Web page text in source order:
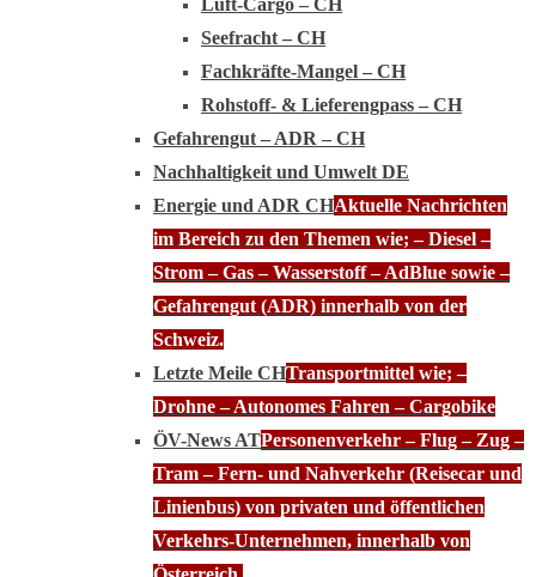
Luft-Cargo – CH
Seefracht – CH
Fachkräfte-Mangel – CH
Rohstoff- & Lieferengpass – CH
Gefahrengut – ADR – CH
Nachhaltigkeit und Umwelt DE
Energie und ADR CHAktuelle Nachrichten
im Bereich zu den Themen wie; – Diesel –
Strom – Gas – Wasserstoff – AdBlue sowie –
Gefahrengut (ADR) innerhalb von der
Schweiz.
Letzte Meile CHTransportmittel wie; –
Drohne – Autonomes Fahren – Cargobike
ÖV-News ATPersonenverkehr – Flug – Zug –
Tram – Fern- und Nahverkehr (Reisecar und
Linienbus) von privaten und öffentlichen
Verkehrs-Unternehmen, innerhalb von